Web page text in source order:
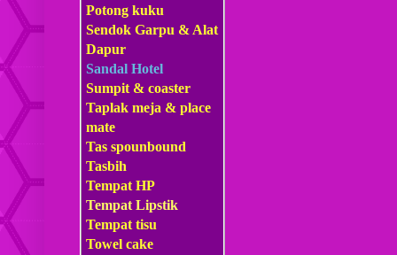
Potong kuku
Sendok Garpu & Alat
Dapur
Sandal Hotel
Sumpit & coaster
Taplak meja & place
mate
Tas spounbound
Tasbih
Tempat HP
Tempat Lipstik
Tempat tisu
Towel cake